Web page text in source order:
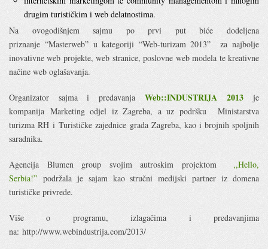
drugim turističkim i web delatnostima.
Na ovogodišnjem sajmu po prvi put biće dodeljena
priznanje “Masterweb” u kategoriji “Web-turizam 2013” za najbolje
inovativne web projekte, web stranice, poslovne web modela te kreativne
načine web oglašavanja.
Organizator sajma i predavanja Web::INDUSTRIJA 2013je
kompanija Marketing odjel iz Zagreba, a uz podršku Ministarstva
turizma RH i Turističke zajednice grada Zagreba, kao i brojnih spoljnih
saradnika.
Agencija Blumen group svojim autroskim projektom
,,Hello,
Serbia!” podržala je sajam kao stručni medijski partner iz domena
turističke privrede.
Više o programu, izlagačima i predavanjima
na: http://www.webindustrija.com/2013/